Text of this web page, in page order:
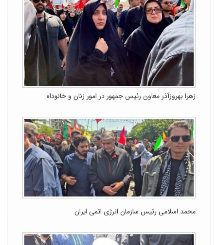
زهرا بهروزآذر معاون رئیس جمهور در امور زنان و خانوداه
محمد اسلامی رئیس سازمان انرژی اتمی ایران